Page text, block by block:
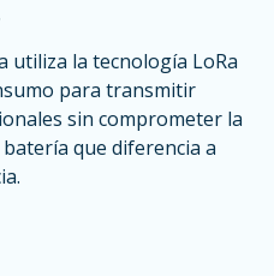
utiliza la tecnología LoRa
para transmitir
sin comprometer la
que diferencia a